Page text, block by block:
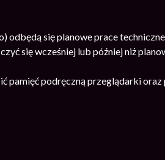
odbędą się planowe prace
się wcześniej lub później niż
pamięć podręczną przeglądarki oraz